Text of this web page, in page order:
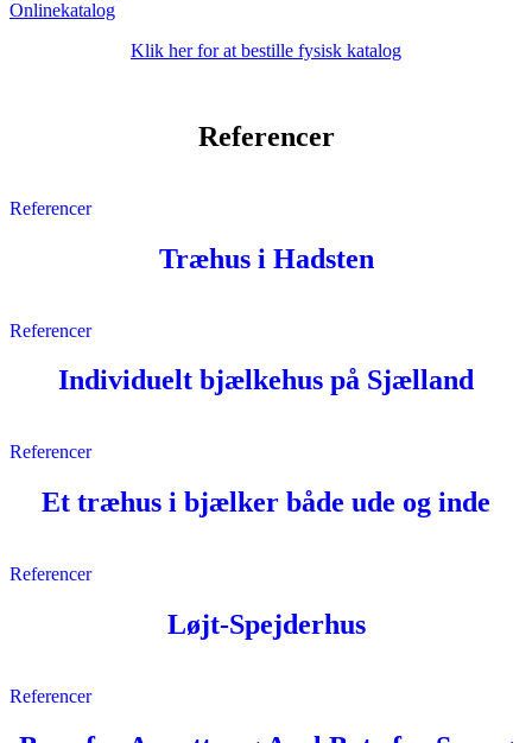
Klik her for at bestille fysisk katalog
Referencer
Referencer
Træhus i Hadsten
Referencer
Individuelt bjælkehus på Sjælland
Referencer
Et træhus i bjælker både ude og inde
Referencer
Løjt-Spejderhus
Referencer